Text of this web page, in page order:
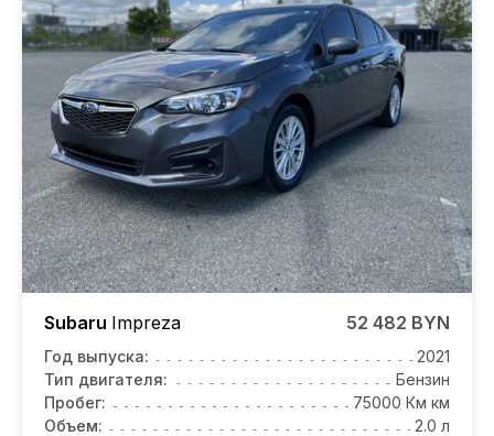
Subaru Impreza 52 482 BYN
Год выпуска:
2021
Тип двигателя:
Бензин
Пробег:
75000 Км км
Объем:
2.0 л